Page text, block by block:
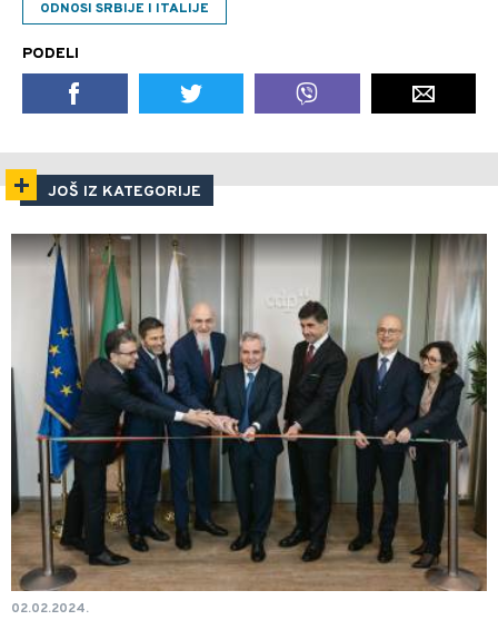
ODNOSI SRBIJE I ITALIJE
PODELI
JOŠ IZ KATEGORIJE
02.02.2024.